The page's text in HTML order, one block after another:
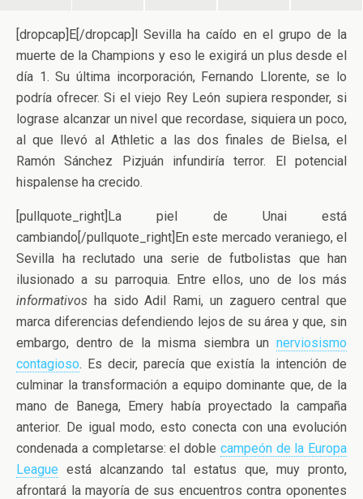
[dropcap]E[/dropcap]l Sevilla ha caído en el grupo de la
muerte de la Champions y eso le exigirá un plus desde el
día 1. Su última incorporación, Fernando Llorente, se lo
podría ofrecer. Si el viejo Rey León supiera responder, si
lograse alcanzar un nivel que recordase, siquiera un poco,
al que llevó al Athletic a las dos finales de Bielsa, el
Ramón Sánchez Pizjuán infundiría terror. El potencial
hispalense ha crecido.
[pullquote_right]La piel de Unai está
cambiando[/pullquote_right]En este mercado veraniego, el
Sevilla ha reclutado una serie de futbolistas que han
ilusionado a su parroquia. Entre ellos, uno de los más
informativos ha sido Adil Rami, un zaguero central que
marca diferencias defendiendo lejos de su área y que, sin
embargo, dentro de la misma siembra un nerviosismo
contagioso. Es decir, parecía que existía la intención de
culminar la transformación a equipo dominante que, de la
mano de Banega, Emery había proyectado la campaña
anterior. De igual modo, esto conecta con una evolución
condenada a completarse: el doble campeón de la Europa
League está alcanzando tal estatus que, muy pronto,
afrontará la mayoría de sus encuentros contra oponentes